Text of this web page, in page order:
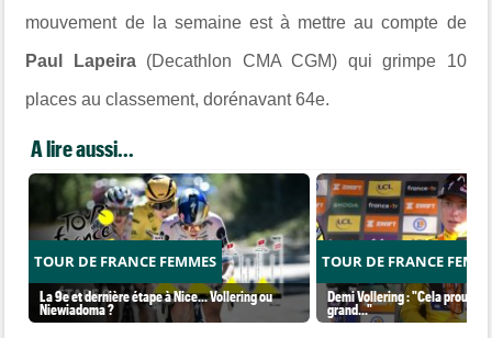
mouvement de la semaine est à mettre au compte de
Paul Lapeira (Decathlon CMA CGM) qui grimpe 10
places au classement, dorénavant 64e.
A lire aussi...
TOUR DE FRANCE FEMMES
La 9e et dernière étape à Nice... Vollering ou
Niewiadoma ?
TOUR DE FRANCE
Demi Vollering : "Cela prouve
grand..."